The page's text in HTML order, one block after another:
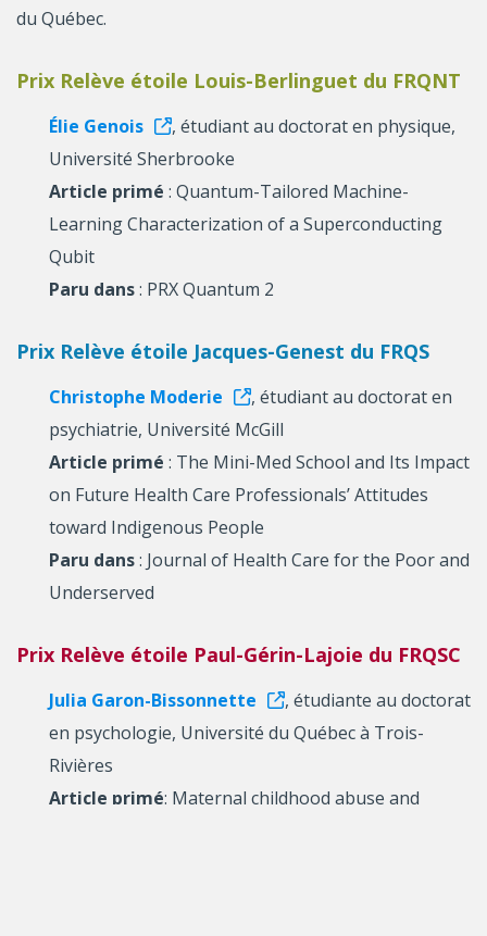
du Québec.
Prix Relève étoile Louis-Berlinguet du FRQNT
Élie Genois
, étudiant au doctorat en physique,
Université Sherbrooke
Article primé : Quantum-Tailored Machine-
Learning Characterization of a Superconducting
Qubit
Paru dans: PRX Quantum 2
Prix Relève étoile Jacques-Genest du FRQS
Christophe Moderie
, étudiant au doctorat en
psychiatrie, Université McGill
Article primé : The Mini-Med School and Its Impact
on Future Health Care Professionals’ Attitudes
toward Indigenous People
Paru dans: Journal of Health Care for the Poor and
Underserved
Prix Relève étoile Paul-Gérin-Lajoie du FRQSC
Julia Garon-Bissonnette
, étudiante au doctorat
en psychologie, Université du Québec à Trois-
Rivières
Article primé: Maternal childhood abuse and